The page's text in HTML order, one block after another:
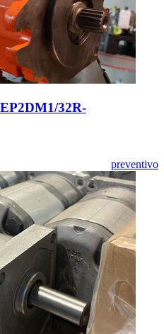
32R-
preventivo